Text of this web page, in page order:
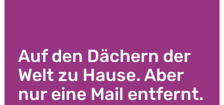
Auf den Dächern der
Welt zu Hause. Aber
nur eine Mail entfernt.